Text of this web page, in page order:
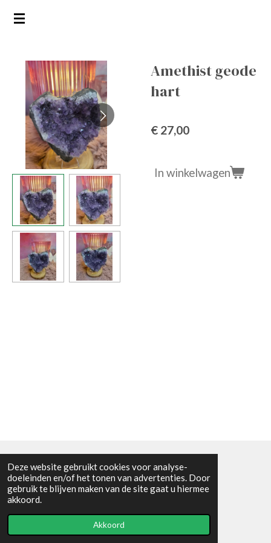
Deze website gebruikt cookies voor analyse-
doeleinden en/of het tonen van advertenties. Door
gebruik te blijven maken van de site gaat u hiermee
akkoord.
Akkoord
Ga
hoofdinhoud
Amethist geode
hart
€ 27,00
In winkelwagen
Algemene voorwaarden
© 2021 - RC en mineralenshop Het vlinderpad